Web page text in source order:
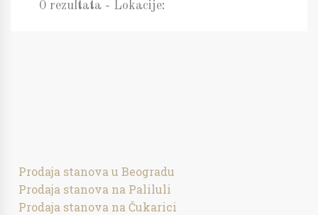
0 rezultata - Lokacije:
Prodaja stanova u Beogradu
Prodaja stanova na Paliluli
Prodaja stanova na Čukarici